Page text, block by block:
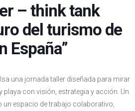
– think tank
del turismo de
España”
una jornada taller diseñada para mirar
playa con visión, estrategia y acción. Un
espacio de trabajo colaborativo,